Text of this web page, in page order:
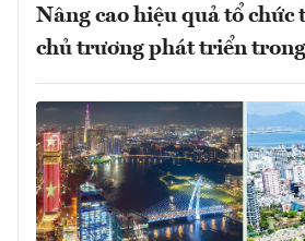
Nâng cao hiệu quả tổ chức
chủ trương phát triển